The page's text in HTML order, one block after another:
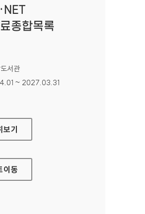
종합목록
서관
:
~ 2027.03.31
국가자료종합목록
기
이동